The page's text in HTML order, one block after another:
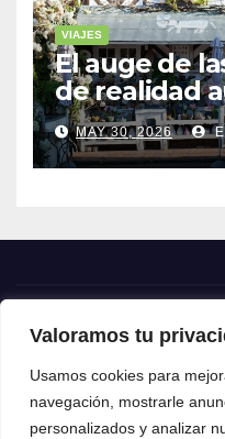
Valoramos tu
Usamos cookies para
navegación, mostrarle
personalizados y analizar
VIAJES
El auge de
de realidad
turismo
MAY 30, 2026